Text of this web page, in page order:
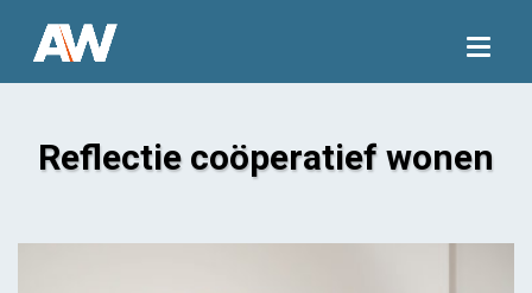
Reflectie coöperatief wonen